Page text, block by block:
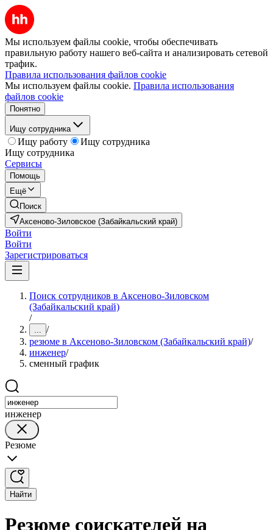
Мы используем файлы cookie, чтобы обеспечивать
правильную работу нашего веб-сайта и анализировать сетевой
трафик.
Правила использования файлов cookie
Мы используем файлы cookie. Правила использования
файлов cookie
Понятно
Ищу сотрудника
Ищу работу
Ищу сотрудника
Ищу сотрудника
Сервисы
Помощь
Ещё
Поиск
Аксеново-Зиловское (Забайкальский край)
Войти
Войти
Зарегистрироваться
Поиск сотрудников в Аксеново-Зиловском
(Забайкальский край)
/
... /
резюме в Аксеново-Зиловском (Забайкальский край)/
инженер/
сменный график
инженер
Резюме
Найти
Резюме соискателей на